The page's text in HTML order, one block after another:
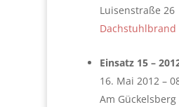
Luisenstraße 26
Dachstuhlbrand
Einsatz 15 –
16. Mai 2012 –
Am Gückelsberg